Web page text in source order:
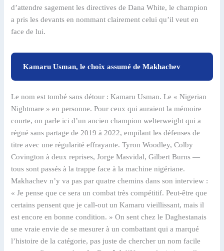
d’attendre sagement les directives de Dana White, le champion
a pris les devants en nommant clairement celui qu’il veut en
face de lui.
Kamaru Usman, le choix assumé de Makhachev
Le nom est tombé sans détour : Kamaru Usman. Le « Nigerian
Nightmare » en personne. Pour ceux qui auraient la mémoire
courte, on parle ici d’un ancien champion welterweight qui a
régné sans partage de 2019 à 2022, empilant les défenses de
titre avec une régularité effrayante. Tyron Woodley, Colby
Covington à deux reprises, Jorge Masvidal, Gilbert Burns —
tous sont passés à la trappe face à la machine nigériane.
Makhachev n’y va pas par quatre chemins dans son interview :
« Je pense que ce sera un combat très compétitif. Peut-être que
certains pensent que je call-out un Kamaru vieillissant, mais il
est encore en bonne condition. » On sent chez le Daghestanais
une vraie envie de se mesurer à un combattant qui a marqué
l’histoire de la catégorie, pas juste de chercher un nom facile